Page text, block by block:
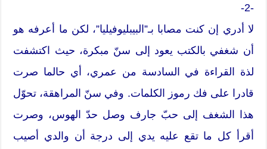
-2-
لا أدري إن كنت مصابا بـ”البيبليوفيليا”، لكن ما أعرفه هو
أن شغفي بالكتب يعود إلى سنّ مبكرة، حيث اكتشفت
لذة القراءة في السادسة من عمري، أي حالما صرت
قادرا على فك رموز الكلمات. وفي سنّ المراهقة، تحوّل
هذا الشغف إلى حبّ جارف وصل حدّ الهوس، وصرت
أقرأ كل ما تقع عليه يدي إلى درجة أن والدي أصيب